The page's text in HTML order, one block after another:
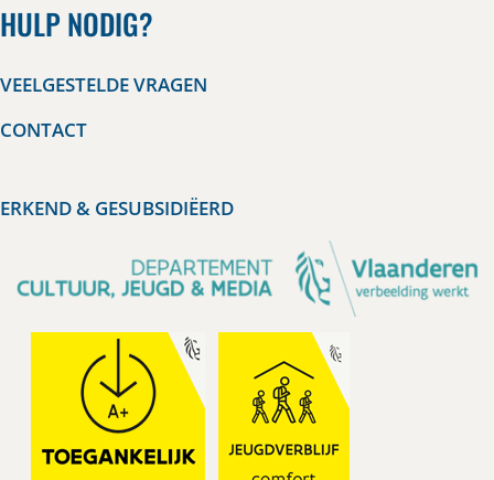
HULP NODIG?
VEELGESTELDE VRAGEN
CONTACT
ERKEND & GESUBSIDIËERD